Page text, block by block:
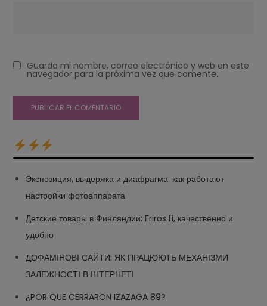
Guarda mi nombre, correo electrónico y web en este
navegador para la próxima vez que comente.
Экспозиция, выдержка и диафрагма: как работают
настройки фотоаппарата
Детские товары в Финляндии: Friros.fi, качественно и
удобно
ДОФАМІНОВІ САЙТИ: ЯК ПРАЦЮЮТЬ МЕХАНІЗМИ
ЗАЛЕЖНОСТІ В ІНТЕРНЕТІ
¿POR QUE CERRARON IZAZAGA 89?